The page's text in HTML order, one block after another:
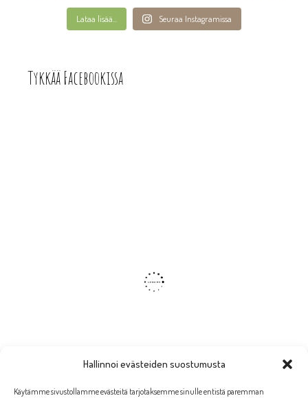
Hallinnoi evästeiden suostumusta
Käytämme sivustollamme evästeitä tarjotaksemme sinulle entistä paremman
Lataa lisää... Seuraa Instagramissa
Tykkää Facebookissa